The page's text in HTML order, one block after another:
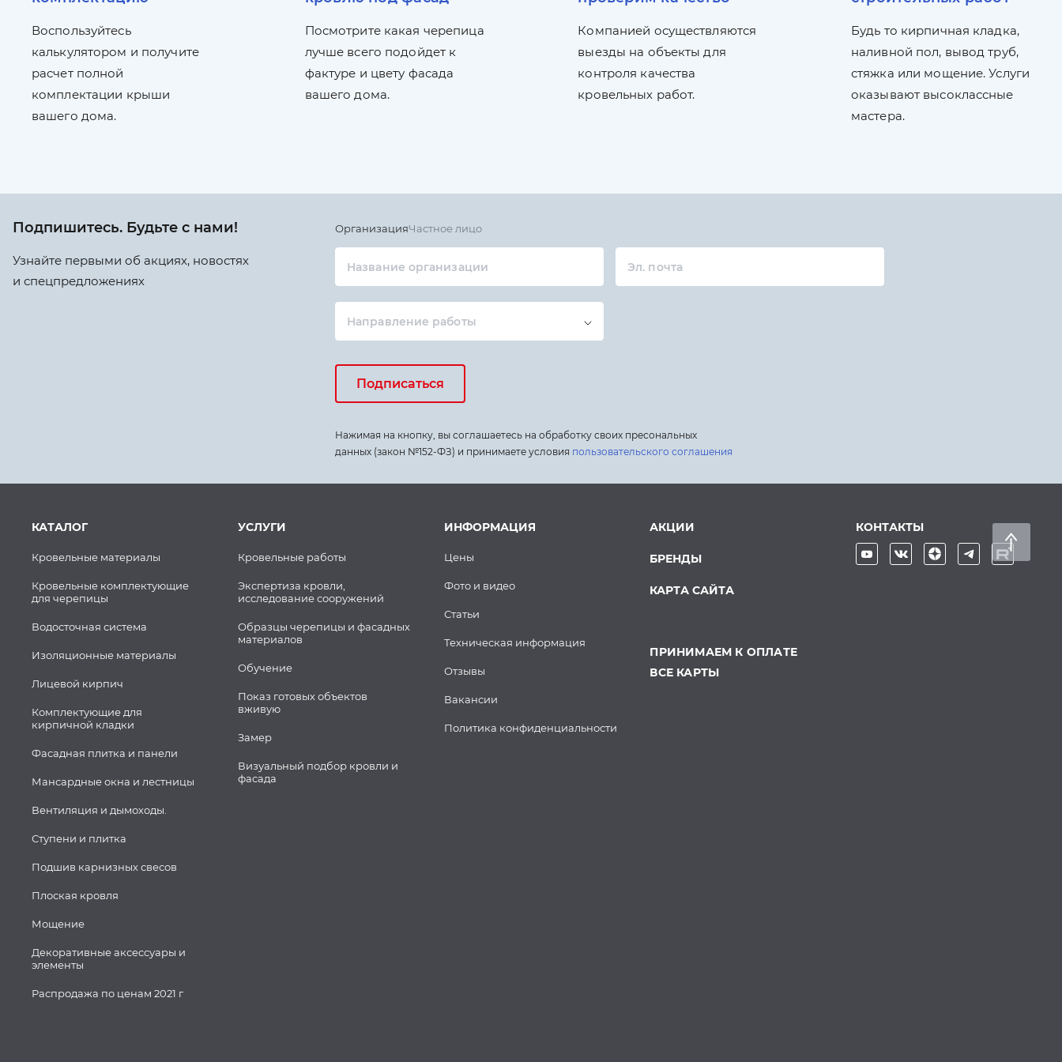
Воспользуйтесь
калькулятором и получите
расчет полной
комплектации крыши
вашего дома.
Посмотрите какая черепица
лучше всего подойдет к
фактуре и цвету фасада
вашего дома.
Компанией осуществляются
выезды на объекты для
контроля качества
кровельных работ.
Будь то кирпичная кладка,
наливной пол, вывод труб,
стяжка или мощение. Услуги
оказывают высоклассные
мастера.
Подпишитесь. Будьте с нами!
Узнайте первыми об акциях, новостях
и спецпредложениях
ОрганизацияЧастное лицо
Название организации Эл. почта
Направление работы
Подписаться
Нажимая на кнопку, вы соглашаетесь на обработку своих пресональных
данных (закон №152-ФЗ) и принимаете условия пользовательского соглашения
КАТАЛОГ
Кровельные материалы
Кровельные комплектующие
для черепицы
Водосточная система
Изоляционные материалы
Лицевой кирпич
Комплектующие для
кирпичной кладки
Фасадная плитка и панели
Мансардные окна и лестницы
Вентиляция и дымоходы.
Ступени и плитка
Подшив карнизных свесов
Плоская кровля
Мощение
Декоративные аксессуары и
элементы
Распродажа по ценам 2021 г
УСЛУГИ
Кровельные работы
Экспертиза кровли,
исследование сооружений
Образцы черепицы и фасадных
материалов
Обучение
Показ готовых объектов
вживую
Замер
Визуальный подбор кровли и
фасада
ИНФОРМАЦИЯ
Цены
Фото и видео
Статьи
Техническая информация
Отзывы
Вакансии
Политика конфиденциальности
АКЦИИ
БРЕНДЫ
КАРТА САЙТА
ПРИНИМАЕМ К ОПЛАТЕ
ВСЕ КАРТЫ
КОНТАКТЫ